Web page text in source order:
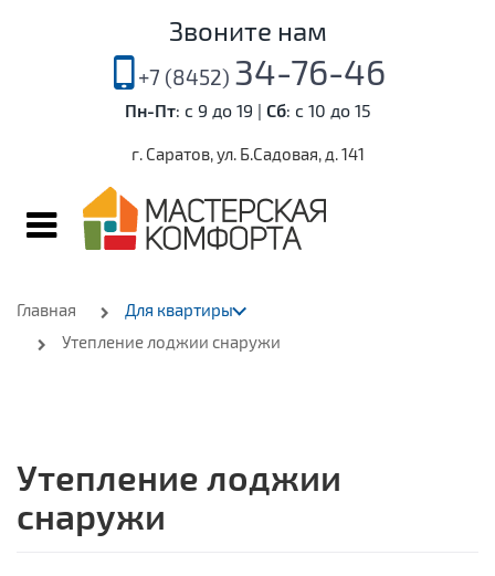
Звоните нам
34-76-46
Пн-Пт: с 9 до 19 | Сб: с 10 до 15
г. Саратов, ул. Б.Садовая, д. 141
Главная
Для квартиры
Утепление лоджии снаружи
Утепление лоджии
снаружи